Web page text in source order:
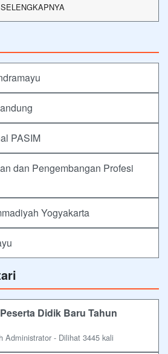
SELENGKAPNYA
PASIM
dan Pengembangan Profesi
Yogyakarta
Didik Baru Tahun
Administrator - Dilihat 3445 kali